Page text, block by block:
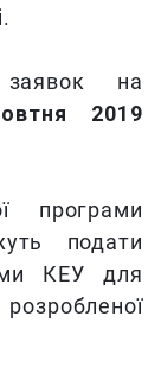
на
2019
програми
подати
КЕУ для
розробленої